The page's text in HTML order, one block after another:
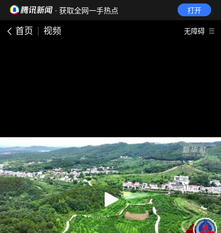
· 获取全网一手热点 打开
首页 视频 无障碍